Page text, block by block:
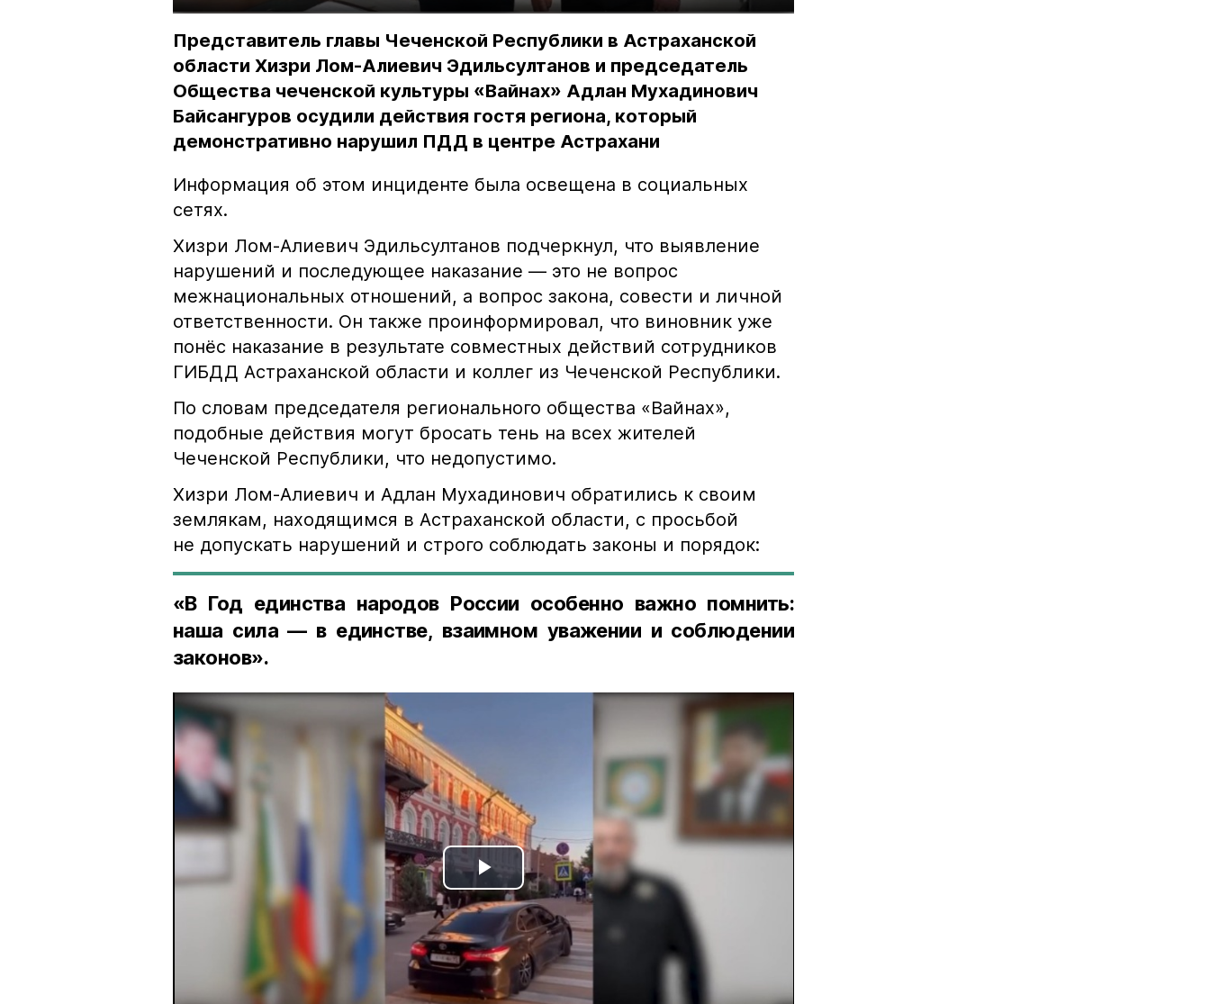
Представитель главы Чеченской Республики в Астраханской
области Хизри Лом-Алиевич Эдильсултанов и председатель
Общества чеченской культуры «Вайнах» Адлан Мухадинович
Байсангуров осудили действия гостя региона, который
демонстративно нарушил ПДД в центре Астрахани
Информация об этом инциденте была освещена в социальных
сетях.
Хизри Лом-Алиевич Эдильсултанов подчеркнул, что выявление
нарушений и последующее наказание — это не вопрос
межнациональных отношений, а вопрос закона, совести и личной
ответственности. Он также проинформировал, что виновник уже
понёс наказание в результате совместных действий сотрудников
ГИБДД Астраханской области и коллег из Чеченской Республики.
По словам председателя регионального общества «Вайнах»,
подобные действия могут бросать тень на всех жителей
Чеченской Республики, что недопустимо.
Хизри Лом-Алиевич и Адлан Мухадинович обратились к своим
землякам, находящимся в Астраханской области, с просьбой
не допускать нарушений и строго соблюдать законы и порядок:
«В Год единства народов России особенно важно помнить:
наша сила — в единстве, взаимном уважении и соблюдении
законов».
Play
Video